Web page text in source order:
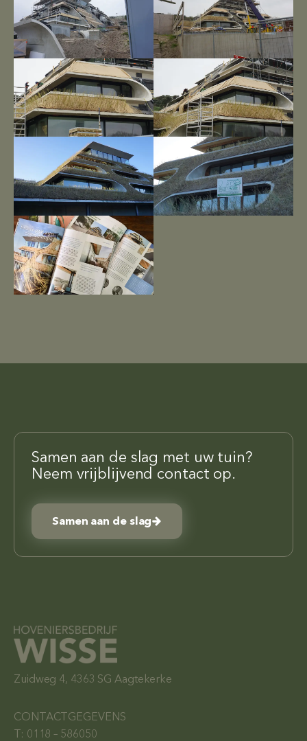
Samen aan de slag met uw tuin?
Neem vrijblijvend contact op.
Samen aan de slag
Zuidweg 4, 4363 SG Aagtekerke
CONTACTGEGEVENS
T: 0118 – 586050